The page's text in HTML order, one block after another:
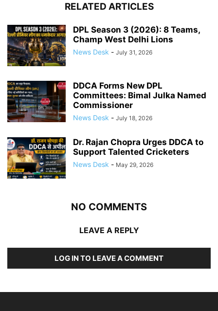
RELATED ARTICLES
DPL Season 3 (2026): 8 Teams,
Champ West Delhi Lions
News Desk - July 31, 2026
DDCA Forms New DPL
Committees: Bimal Julka Named
Commissioner
News Desk - July 18, 2026
Dr. Rajan Chopra Urges DDCA to
Support Talented Cricketers
News Desk - May 29, 2026
NO COMMENTS
LEAVE A REPLY
LOG IN TO LEAVE A COMMENT